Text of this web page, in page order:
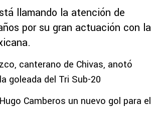
llamando la atención de
por su gran actuación con la
canterano de Chivas, anotó
goleada del Tri Sub-20
Camberos un nuevo gol para el